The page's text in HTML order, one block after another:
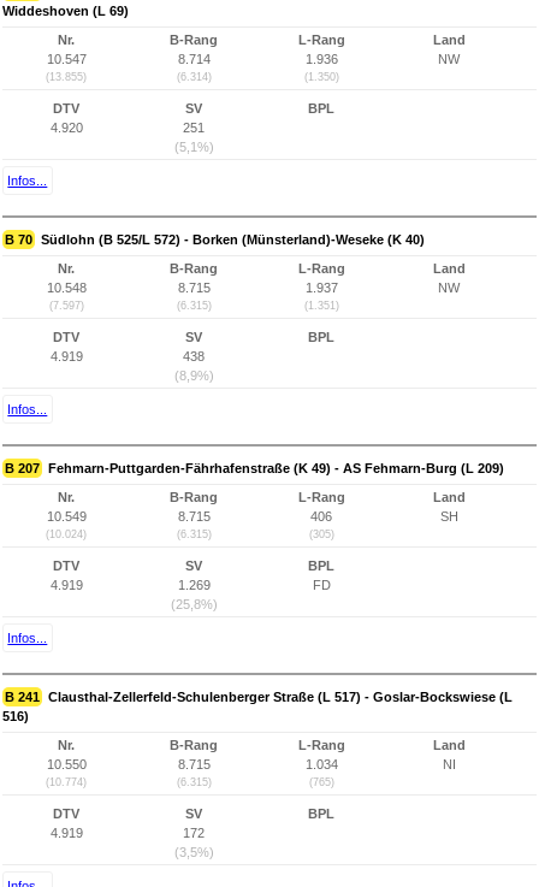
Widdeshoven (L 69)
Nr.
10.547
(13.855)
B-Rang
8.714
(6.314)
L-Rang
1.936
(1.350)
Land
NW
DTV
4.920
SV
251
(5,1%)
BPL
Infos...
B 70 Südlohn (B 525/L 572) - Borken (Münsterland)-Weseke (K 40)
Nr.
10.548
(7.597)
B-Rang
8.715
(6.315)
L-Rang
1.937
(1.351)
Land
NW
DTV
4.919
SV
438
(8,9%)
BPL
Infos...
B 207 Fehmarn-Puttgarden-Fährhafenstraße (K 49) - AS Fehmarn-Burg (L 209)
Nr.
10.549
(10.024)
B-Rang
8.715
(6.315)
L-Rang
406
(305)
Land
SH
DTV
4.919
SV
1.269
(25,8%)
BPL
FD
Infos...
B 241 Clausthal-Zellerfeld-Schulenberger Straße (L 517) - Goslar-Bockswiese (L
516)
Nr.
10.550
(10.774)
B-Rang
8.715
(6.315)
L-Rang
1.034
(765)
Land
NI
DTV
4.919
SV
172
(3,5%)
BPL